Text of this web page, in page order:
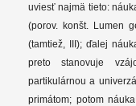
uviesť najmä tieto:
(porov. konšt. Lumen
(tamtiež, III); ďalej
preto stanovuje
partikulárnou a
primátom; potom